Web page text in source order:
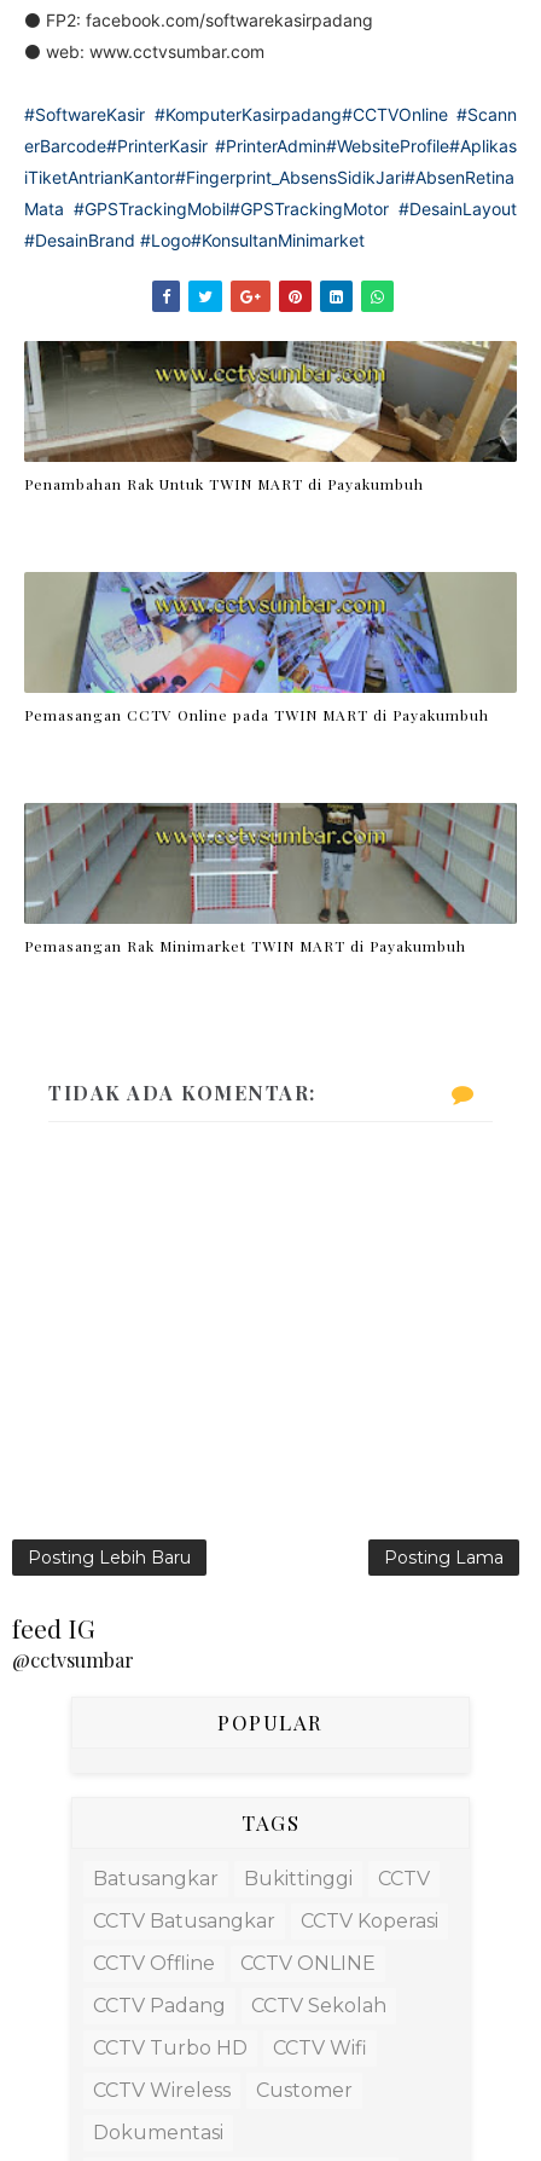
⚫ FP2: facebook.com/softwarekasirpadang
⚫ web: www.cctvsumbar.com
#SoftwareKasir #KomputerKasirpadang#CCTVOnline #Scann
erBarcode#PrinterKasir #PrinterAdmin#WebsiteProfile#Aplikas
iTiketAntrianKantor#Fingerprint_AbsensSidikJari#AbsenRetina
Mata #GPSTrackingMobil#GPSTrackingMotor #DesainLayout
#DesainBrand #Logo#KonsultanMinimarket
Penambahan Rak Untuk TWIN MART di Payakumbuh
Pemasangan CCTV Online pada TWIN MART di Payakumbuh
Pemasangan Rak Minimarket TWIN MART di Payakumbuh
TIDAK ADA KOMENTAR:
Posting Lebih Baru Posting Lama
feed IG
@cctvsumbar
POPULAR
TAGS
Batusangkar Bukittinggi
CCTV
CCTV Batusangkar
CCTV Koperasi
CCTV Offline
CCTV ONLINE
CCTV Padang
CCTV Sekolah
CCTV Turbo HD
CCTV Wifi
CCTV Wireless
Customer
Dokumentasi